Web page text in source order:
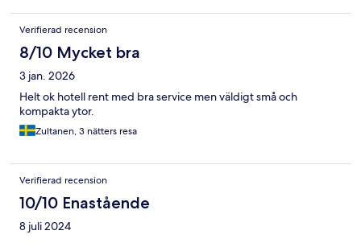
Verifierad recension
8/10 Mycket bra
3 jan. 2026
Helt ok hotell rent med bra service men väldigt små och
kompakta ytor.
Zultanen, 3 nätters resa
Verifierad recension
10/10 Enastående
8 juli 2024